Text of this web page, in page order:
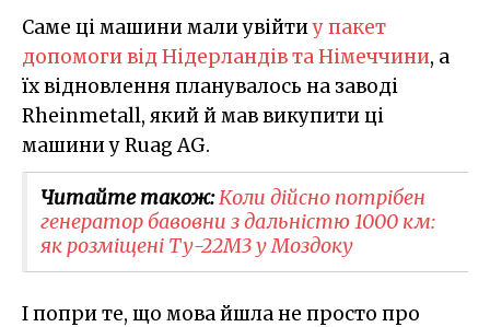
Саме ці машини мали увійтиу пакет
допомоги від Нідерландів та Німеччини, а
їх відновлення планувалось на заводі
Rheinmetall, який й мав викупити ці
машини у Ruag AG.
Читайте також:Коли дійсно потрібен
генератор бавовни з дальністю 1000 км:
як розміщені Ту-22М3 у Моздоку
І попри те, що мова йшла не просто про